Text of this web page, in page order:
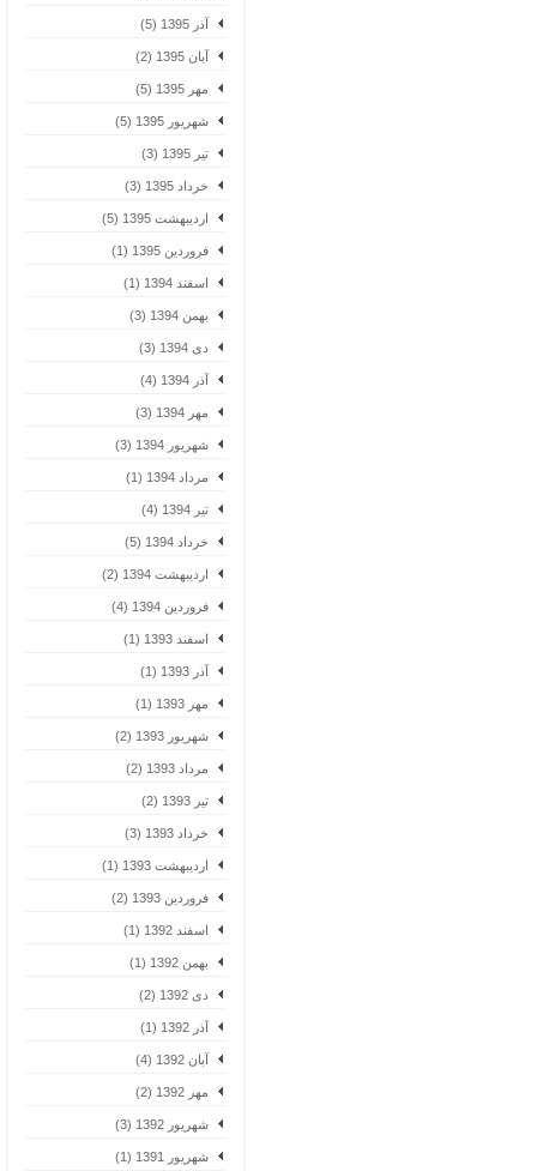
آذر 1395 (5)
آبان 1395 (2)
مهر 1395 (5)
شهریور 1395 (5)
تیر 1395 (3)
خرداد 1395 (3)
اردیبهشت 1395 (5)
فروردین 1395 (1)
اسفند 1394 (1)
بهمن 1394 (3)
دی 1394 (3)
آذر 1394 (4)
مهر 1394 (3)
شهریور 1394 (3)
مرداد 1394 (1)
تیر 1394 (4)
خرداد 1394 (5)
اردیبهشت 1394 (2)
فروردین 1394 (4)
اسفند 1393 (1)
آذر 1393 (1)
مهر 1393 (1)
شهریور 1393 (2)
مرداد 1393 (2)
تیر 1393 (2)
خرداد 1393 (3)
اردیبهشت 1393 (1)
فروردین 1393 (2)
اسفند 1392 (1)
بهمن 1392 (1)
دی 1392 (2)
آذر 1392 (1)
آبان 1392 (4)
مهر 1392 (2)
شهریور 1392 (3)
شهریور 1391 (1)